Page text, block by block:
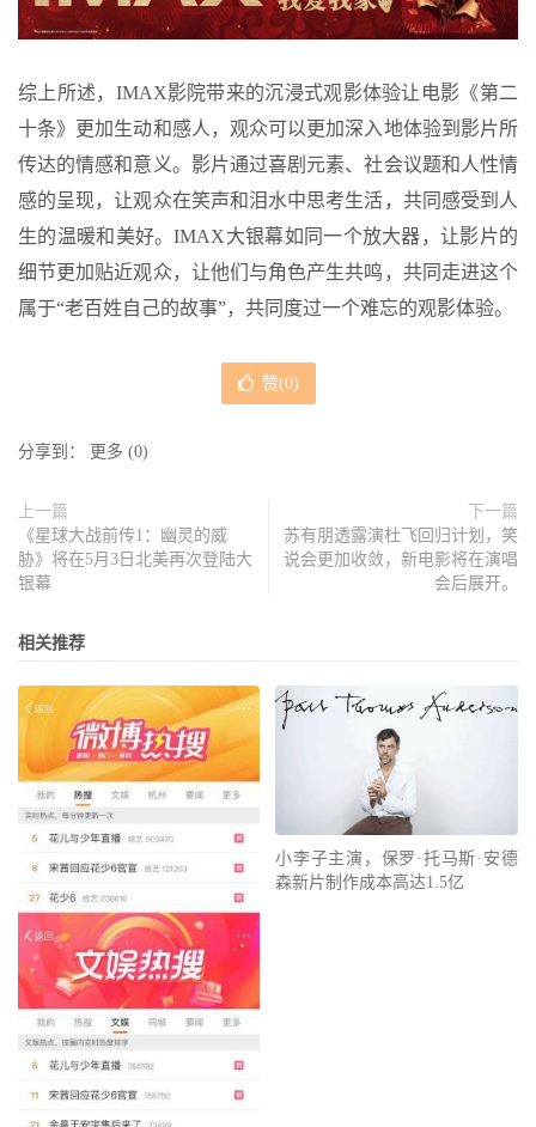
综上所述，IMAX影院带来的沉浸式观影体验让电影《第二
十条》更加生动和感人，观众可以更加深入地体验到影片所
传达的情感和意义。影片通过喜剧元素、社会议题和人性情
感的呈现，让观众在笑声和泪水中思考生活，共同感受到人
生的温暖和美好。IMAX大银幕如同一个放大器，让影片的
细节更加贴近观众，让他们与角色产生共鸣，共同走进这个
属于“老百姓自己的故事”，共同度过一个难忘的观影体验。
赞(0)
分享到： 更多 (0)
上一篇
《星球大战前传1：幽灵的威
胁》将在5月3日北美再次登陆大
银幕
下一篇
苏有朋透露演杜飞回归计划，笑
说会更加收敛，新电影将在演唱
会后展开。
相关推荐
小李子主演，保罗·托马斯·安德
森新片制作成本高达1.5亿